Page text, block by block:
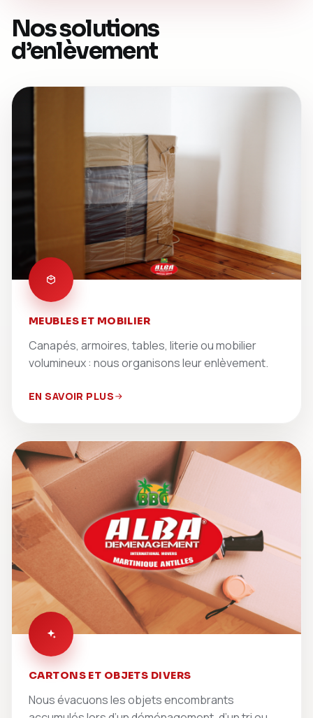
Nos solutions
d’enlèvement
MEUBLES ET MOBILIER
Canapés, armoires, tables, literie ou mobilier
volumineux : nous organisons leur enlèvement.
EN SAVOIR PLUS
CARTONS ET OBJETS DIVERS
Nous évacuons les objets encombrants